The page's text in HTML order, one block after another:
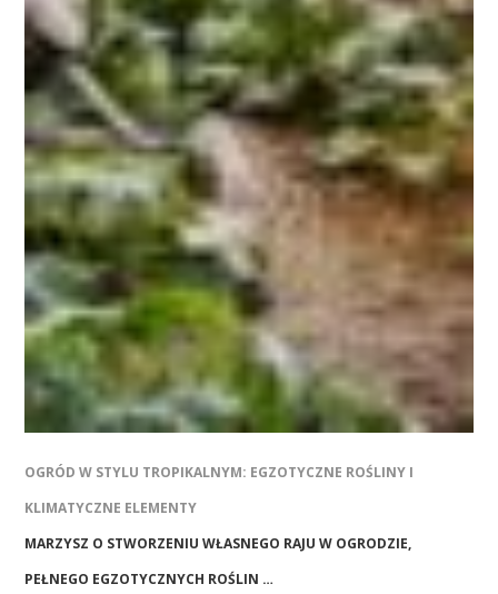
OGRÓD W STYLU TROPIKALNYM: EGZOTYCZNE ROŚLINY I
KLIMATYCZNE ELEMENTY
MARZYSZ O STWORZENIU WŁASNEGO RAJU W OGRODZIE,
PEŁNEGO EGZOTYCZNYCH ROŚLIN …